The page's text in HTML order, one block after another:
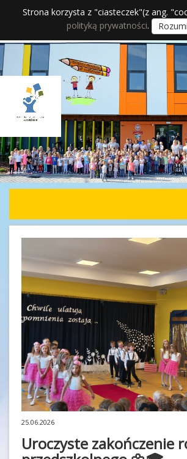
Strona korzysta z "ciasteczek"(z ang.
polityką prywatności.
25.06.2026
Uroczyste zakończenie